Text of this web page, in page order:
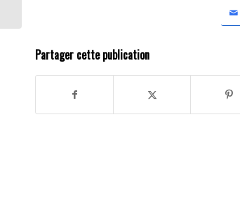
Partager cette publication